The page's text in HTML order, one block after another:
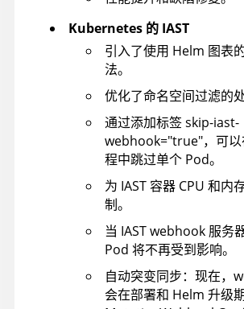
Kubernetes 的 IAST
引入了使用 Helm 图表
法。
优化了命名空间过滤的
通过添加标签 skip-iast-
webhook="true"，可以
程中跳过单个 Pod。
为 IAST 容器 CPU 和内
制。
当 IAST webhook 服务
Pod 将不再受到影响。
自动突变同步：现在，
会在部署和 Helm 升级